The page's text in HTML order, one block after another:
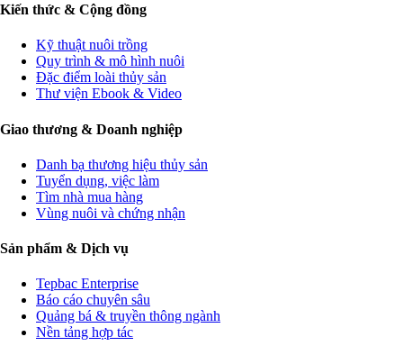
Kiến thức & Cộng đồng
Kỹ thuật nuôi trồng
Quy trình & mô hình nuôi
Đặc điểm loài thủy sản
Thư viện Ebook & Video
Giao thương & Doanh nghiệp
Danh bạ thương hiệu thủy sản
Tuyển dụng, việc làm
Tìm nhà mua hàng
Vùng nuôi và chứng nhận
Sản phẩm & Dịch vụ
Tepbac Enterprise
Báo cáo chuyên sâu
Quảng bá & truyền thông ngành
Nền tảng hợp tác